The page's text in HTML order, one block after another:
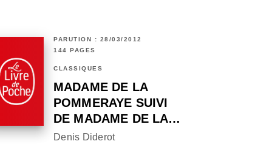
PARUTION : 28/03/2012
144 PAGES
CLASSIQUES
MADAME DE LA
POMMERAYE SUIVI
DE MADAME DE LA…
Denis Diderot